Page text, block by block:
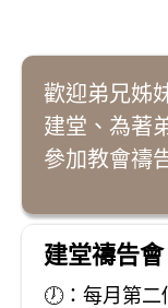
歡迎弟兄姊
建堂、為著
參加教會禱
建堂禱告會
🕖：每月第二